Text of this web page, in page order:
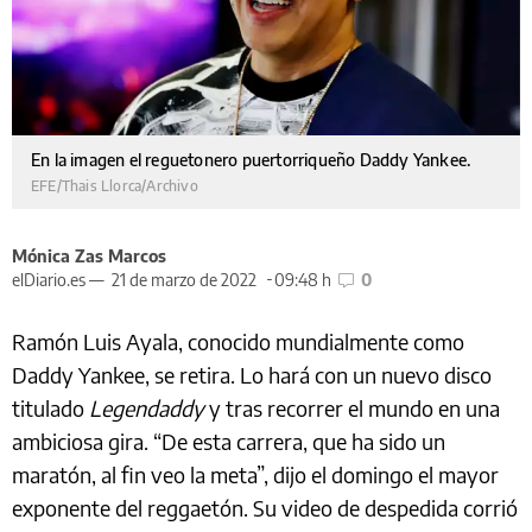
En la imagen el reguetonero puertorriqueño Daddy Yankee.
EFE/Thais Llorca/Archivo
Mónica Zas Marcos
elDiario.es — 21 de marzo de 2022 09:48 h 0
Ramón Luis Ayala, conocido mundialmente como
Daddy Yankee, se retira. Lo hará con un nuevo disco
titulado Legendaddyy tras recorrer el mundo en una
ambiciosa gira. “De esta carrera, que ha sido un
maratón, al fin veo la meta”, dijo el domingo el mayor
exponente del reggaetón. Su video de despedida corrió